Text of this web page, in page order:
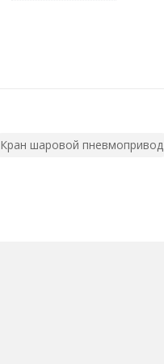
Кран шаровой пневмопривод